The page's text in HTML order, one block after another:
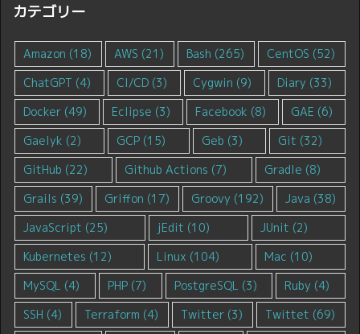
カテゴリー
Amazon (18) AWS (21) Bash (265) CentOS (52)
ChatGPT (4) CI/CD (3) Cygwin (9) Diary (33)
Docker (49) Eclipse (3) Facebook (8) GAE (6)
Gaelyk (2) GCP (15) Geb (3) Git (32)
GitHub (22) Github Actions (7) Gradle (8)
Grails (39) Griffon (17) Groovy (192) Java (38)
JavaScript (25) jEdit (10) JUnit (2)
Kubernetes (12) Linux (104) Mac (10)
MySQL (4) PHP(7) PostgreSQL (3) Ruby (4)
SSH (4) Terraform (4) Twitter (3) Twittet (69)